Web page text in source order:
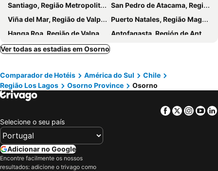
Santiago, Região Metropolitana de Santiago Hotéis
San Pedro de Atacama, Región de Antofagasta Hotéis
Viña del Mar, Região de Valparaíso Hotéis
Puerto Natales, Região Magallanes e Antártica Chilena Hotéis
Hanga Roa, Região de Valparaíso Hotéis
Antofagasta, Región de Antofagasta Hotéis
Pucón, Região La Araucanía Hotéis
Ver todas as estadias em Osorno
Comparador de Hotéis América do Sul
Chile
Região Los Lagos
Osorno Province Osorno
Facebook
Twitter
Selecione o seu país
Adicionar no Google
Encontre facilmente os nossos
resultados: adicione o trivago como